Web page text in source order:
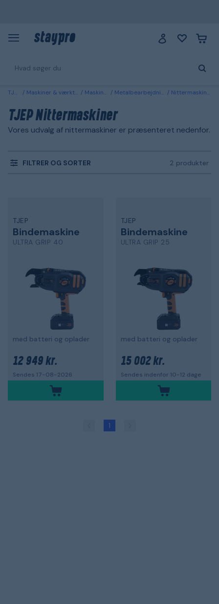
TJEP Maskiner & værktøj Maskiner Metalbearbejdning Nittermaskiner
TJEP Nittermaskiner
Vores udvalg af nittermaskiner er præsenteret nedenfor.
FILTRER OG SORTER 2 produkter
TJEP
Bindemaskine
ULTRA GRIP 40
med batteri og oplader
12 949 kr.
Sendes 17-08-2026
TJEP
Bindemaskine
ULTRA GRIP 25
med batteri og oplader
15 002 kr.
Sendes indenfor 10-12 dage
1